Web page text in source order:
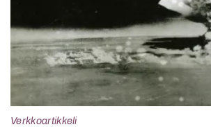
Verkkoartikkeli